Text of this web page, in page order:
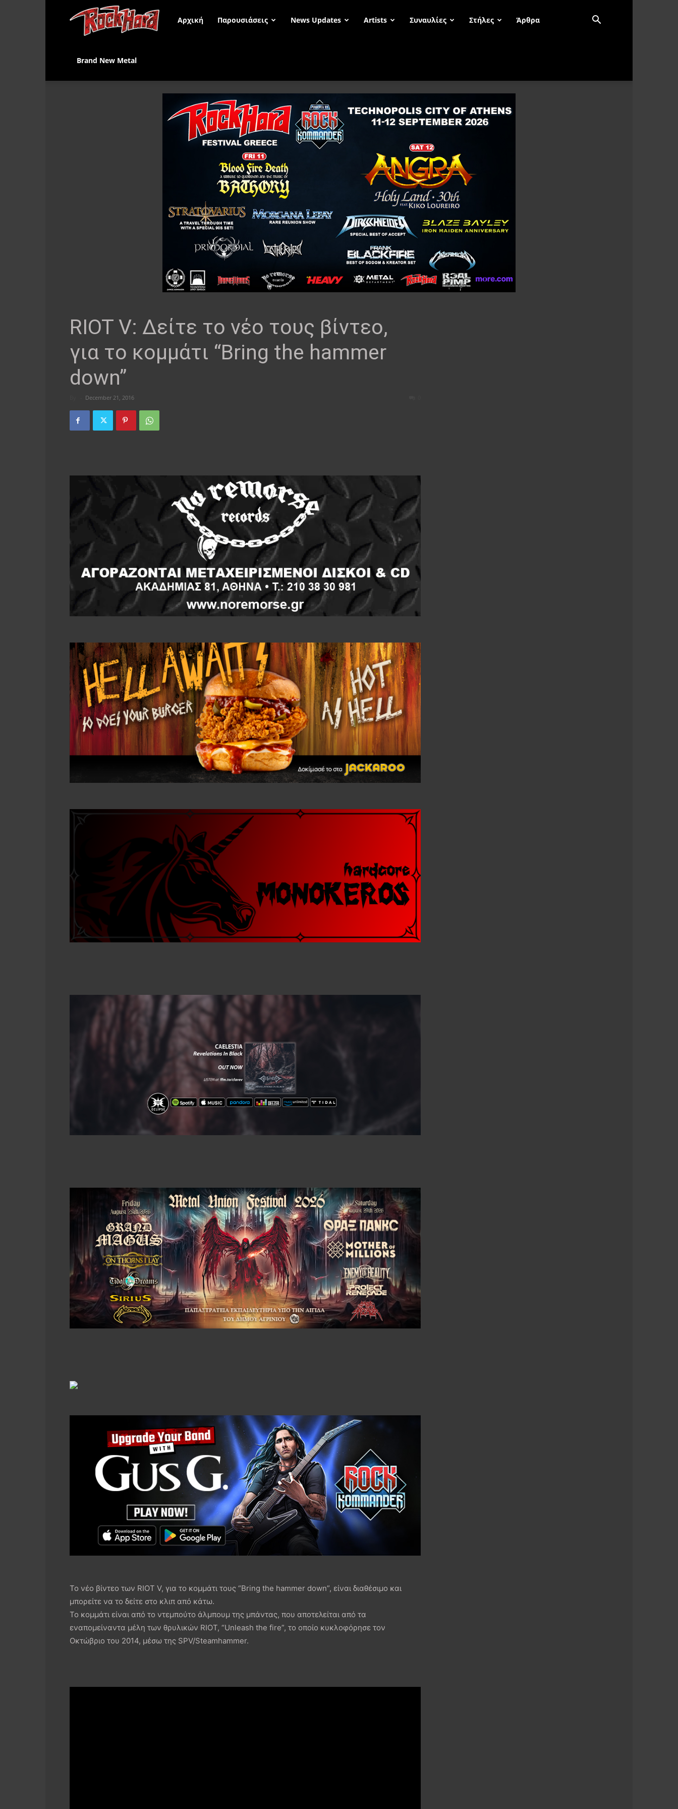
Rock
Αρχική Παρουσιάσεις News Updates Artists Συναυλίες Στήλες Άρθρα
Brand New Metal
RIOT V: Δείτε το νέο τους βίντεο,
για το κομμάτι “Bring the hammer
down”
December 21, 2016
Το νέο βίντεο των RIOT V, για το κομμάτι τους “Bring the hammer down”, είναι διαθέσιμο και
μπορείτε να το δείτε στο κλιπ από κάτω.
Το κομμάτι είναι από το ντεμπούτο άλμπουμ της μπάντας, που αποτελείται από τα
εναπομείναντα μέλη των θρυλικών RIOT, “Unleash the fire”, το οποίο κυκλοφόρησε τον
Οκτώβριο του 2014, μέσω της SPV/Steamhammer.